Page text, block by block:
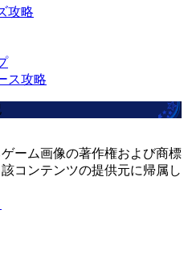
攻略
ス攻略
ーム画像の著作権および商標
コンテンツの提供元に帰属し